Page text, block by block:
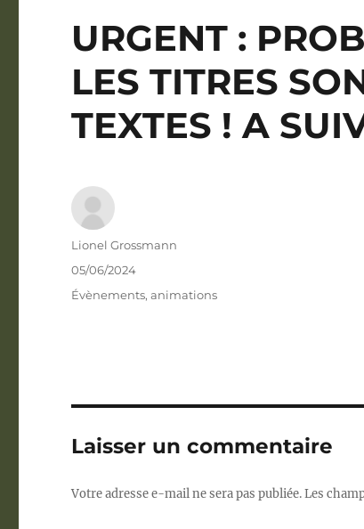
URGENT :
LES TITRES
TEXTES ! A
Auteur
Lionel Grossmann
Publié
le
05/06/2024
Catégories
Évènements, animations
Laisser un commentaire
Votre adresse e-mail ne sera pas publiée.Les